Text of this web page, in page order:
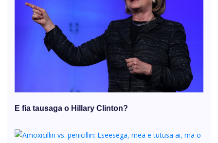
E fia tausaga o Hillary Clinton?